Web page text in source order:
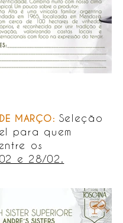
MARÇO: Seleção
para quem
os
e 28/02.